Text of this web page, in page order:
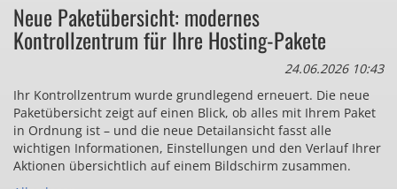
Neue Paketübersicht: modernes
Kontrollzentrum für Ihre Hosting-Pakete
24.06.2026 10:43
Ihr Kontrollzentrum wurde grundlegend erneuert. Die neue
Paketübersicht zeigt auf einen Blick, ob alles mit Ihrem Paket
in Ordnung ist – und die neue Detailansicht fasst alle
wichtigen Informationen, Einstellungen und den Verlauf Ihrer
Aktionen übersichtlich auf einem Bildschirm zusammen.